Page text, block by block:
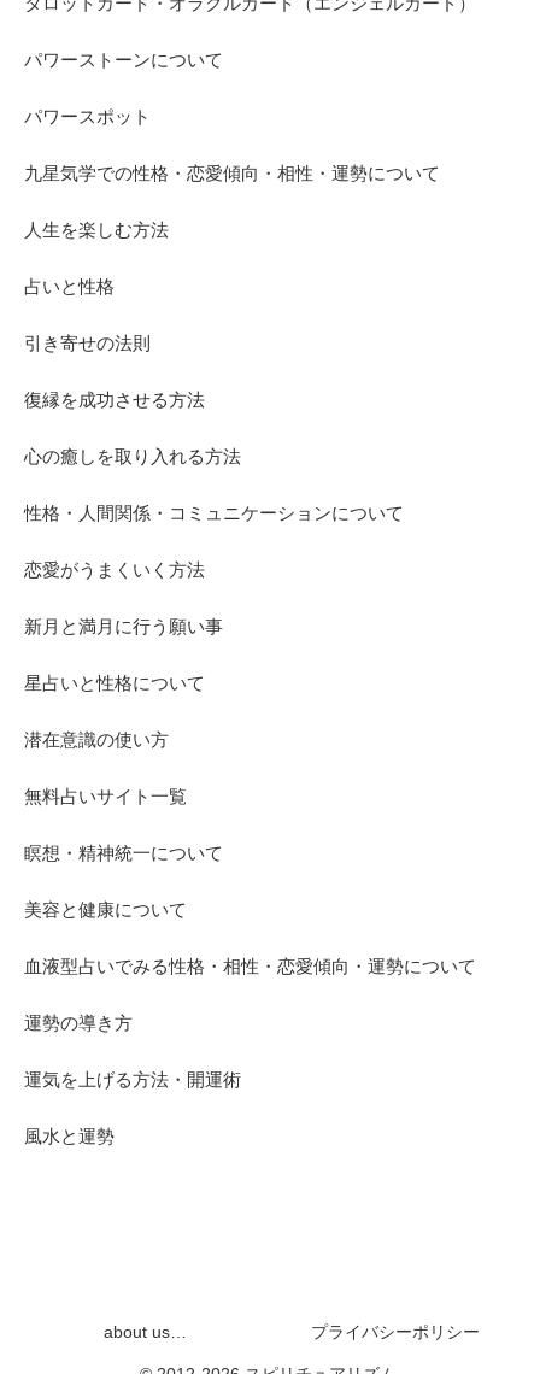
パワーストーンについて
パワースポット
九星気学での性格・恋愛傾向・相性・運勢について
人生を楽しむ方法
占いと性格
引き寄せの法則
復縁を成功させる方法
心の癒しを取り入れる方法
性格・人間関係・コミュニケーションについて
恋愛がうまくいく方法
新月と満月に行う願い事
星占いと性格について
潜在意識の使い方
無料占いサイト一覧
瞑想・精神統一について
美容と健康について
血液型占いでみる性格・相性・恋愛傾向・運勢について
運勢の導き方
運気を上げる方法・開運術
風水と運勢
about us… プライバシーポリシー